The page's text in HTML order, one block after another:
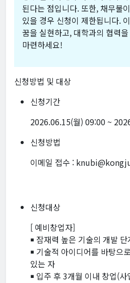
된다는 점입니다. 또한, 채무불
있을 경우 신청이 제한됩니다.
꿈을 실현하고, 대학과의 협력
마련하세요!
신청방법 및 대상
신청기간
2026.06.15(월) 09:00 ~
신청방법
이메일 접수 :
신청대상
[ 예비창업자]
￭ 잠재력 높은 기술의 개발
￭ 기술적 아이디어를 바탕으
있는 자
￭ 입주 후 3개월 이내 창업(